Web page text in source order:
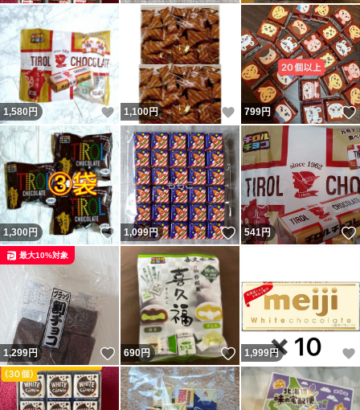
1,580円 いいね！
1,100円 いいね！
799円
1,300円 いいね！
1,099円 いいね！
541円
1,299円 いいね！
最大10%対象
690円 いいね！
1,999円